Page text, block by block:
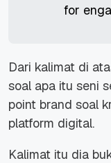
for
Dari kalimat di
soal apa itu seni
point brand soal
platform digital.
Kalimat itu dia